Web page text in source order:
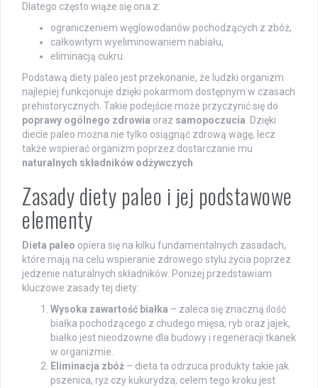
Dlatego często wiąże się ona z:
ograniczeniem węglowodanów pochodzących z zbóż,
całkowitym wyeliminowaniem nabiału,
eliminacją cukru.
Podstawą diety paleo jest przekonanie, że ludzki organizm
najlepiej funkcjonuje dzięki pokarmom dostępnym w czasach
prehistorycznych. Takie podejście może przyczynić się do
poprawy ogólnego zdrowia oraz samopoczucia. Dzięki
diecie paleo można nie tylko osiągnąć zdrową wagę, lecz
także wspierać organizm poprzez dostarczanie mu
naturalnych składników odżywczych.
Zasady diety paleo i jej podstawowe
elementy
Dieta paleo opiera się na kilku fundamentalnych zasadach,
które mają na celu wspieranie zdrowego stylu życia poprzez
jedzenie naturalnych składników. Poniżej przedstawiam
kluczowe zasady tej diety:
Wysoka zawartość białka – zaleca się znaczną ilość
białka pochodzącego z chudego mięsa, ryb oraz jajek,
białko jest nieodzowne dla budowy i regeneracji tkanek
w organizmie.
Eliminacja zbóż – dieta ta odrzuca produkty takie jak
pszenica, ryż czy kukurydza, celem tego kroku jest